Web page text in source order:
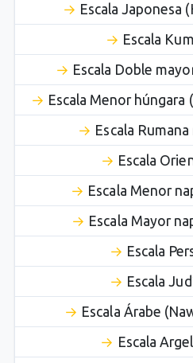
Escala Japonesa
Escala
Escala Doble
Escala Menor húngara
Escala
Escala
Escala Menor
Escala Mayor
Escala
Escala
Escala Árabe
Escala